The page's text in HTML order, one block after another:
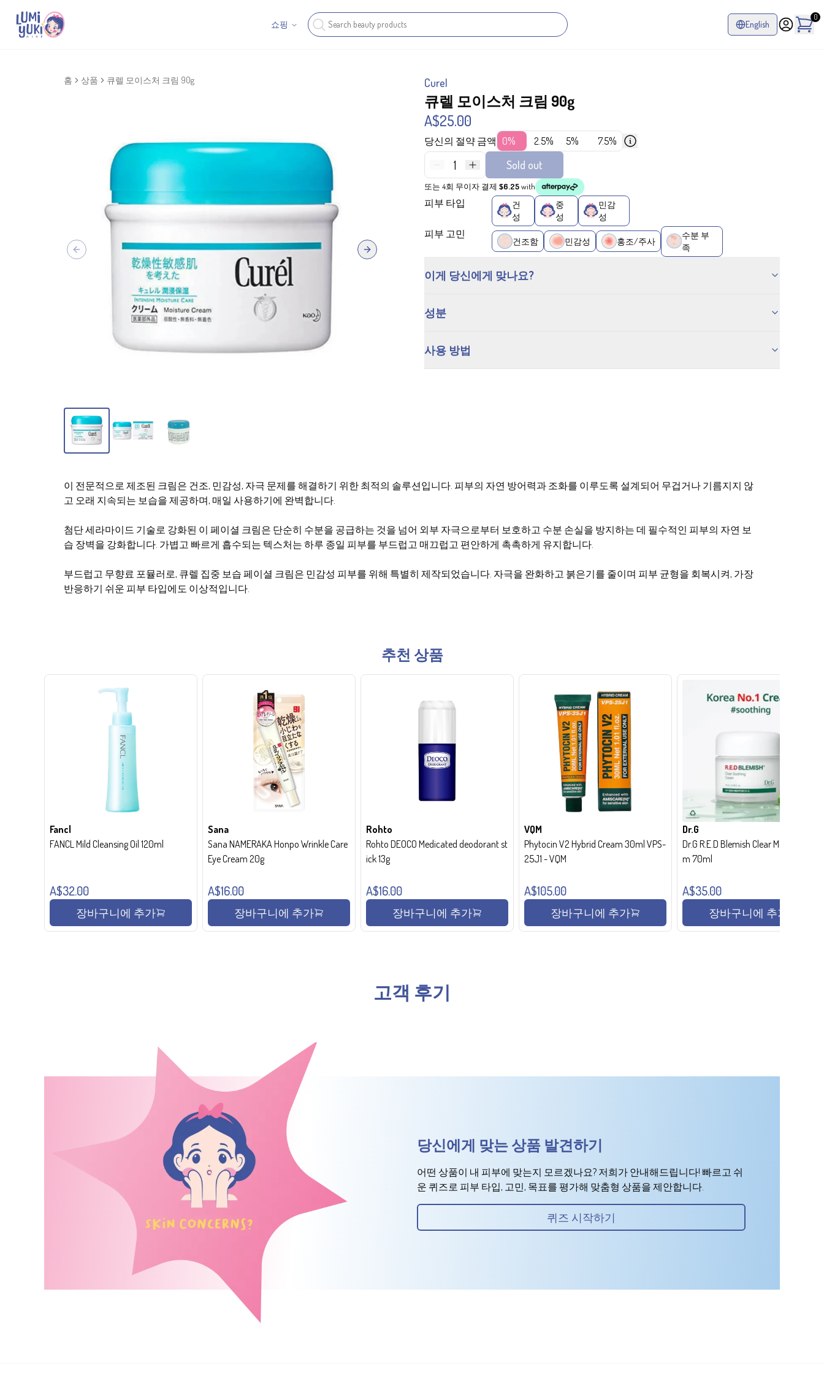
쇼핑 English
0
홈 상품 큐렐 모이스처 크림 90g
Previous slide Next slide
Curel
큐렐 모이스처 크림 90g
A$25.00
당신의 절약 금액 0% 2.5% 5% 7.5%
1 Sold out
또는 4회 무이자 결제 $6.25with
피부 타입
건
성
중
성
민감
성
피부 고민
건조함 민감성 홍조/주사
수분 부
족
이게 당신에게 맞나요?
성분
사용 방법
이 전문적으로 제조된 크림은 건조, 민감성, 자극 문제를 해결하기 위한 최적의 솔루션입니다. 피부의 자연 방어력과 조화를 이루도록 설계되어 무겁거나 기름지지 않
고 오래 지속되는 보습을 제공하며, 매일 사용하기에 완벽합니다.
첨단 세라마이드 기술로 강화된 이 페이셜 크림은 단순히 수분을 공급하는 것을 넘어 외부 자극으로부터 보호하고 수분 손실을 방지하는 데 필수적인 피부의 자연 보
습 장벽을 강화합니다. 가볍고 빠르게 흡수되는 텍스처는 하루 종일 피부를 부드럽고 매끄럽고 편안하게 촉촉하게 유지합니다.
부드럽고 무향료 포뮬러로, 큐렐 집중 보습 페이셜 크림은 민감성 피부를 위해 특별히 제작되었습니다. 자극을 완화하고 붉은기를 줄이며 피부 균형을 회복시켜, 가장
반응하기 쉬운 피부 타입에도 이상적입니다.
추천 상품
Fancl
FANCL Mild Cleansing Oil 120ml
A$32.00
장바구니에 추가
Sana
Sana NAMERAKA Honpo Wrinkle Care
Eye Cream 20g
A$16.00
장바구니에 추가
Rohto
Rohto DEOCO Medicated deodorant st
ick 13g
A$16.00
장바구니에 추가
VQM
Phytocin V2 Hybrid Cream 30ml VPS-
25J1 - VQM
A$105.00
장바구니에 추가
Dr.G
Dr.G R.E.D Blemish Clear Moisture Crea
m 70ml
A$35.00
장바구니에 추가
고객 후기
당신에게 맞는 상품 발견하기
어떤 상품이 내 피부에 맞는지 모르겠나요? 저희가 안내해드립니다! 빠르고 쉬
운 퀴즈로 피부 타입, 고민, 목표를 평가해 맞춤형 상품을 제안합니다.
퀴즈 시작하기